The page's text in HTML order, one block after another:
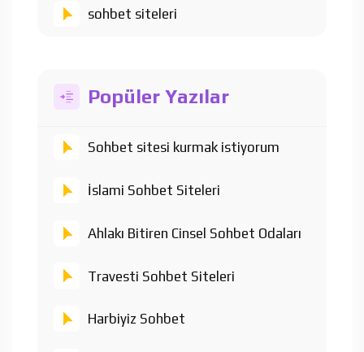
sohbet siteleri
Popüler Yazılar
Sohbet sitesi kurmak istiyorum
İslami Sohbet Siteleri
Ahlakı Bitiren Cinsel Sohbet Odaları
Travesti Sohbet Siteleri
Harbiyiz Sohbet